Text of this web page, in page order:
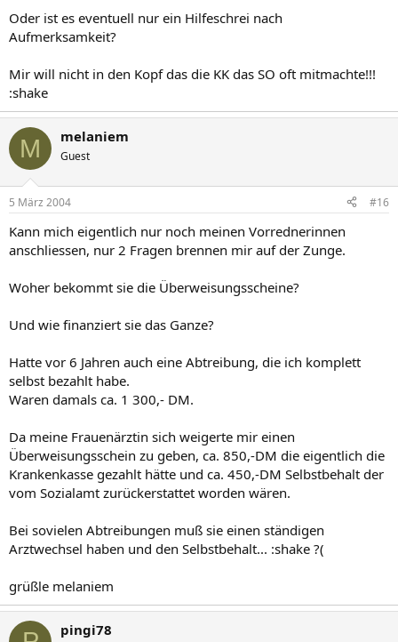
Oder ist es eventuell nur ein Hilfeschrei nach
Aufmerksamkeit?
Mir will nicht in den Kopf das die KK das SO oft mitmachte!!!
:shake
M melaniem
Guest
5 März 2004 #16
Kann mich eigentlich nur noch meinen Vorrednerinnen
anschliessen, nur 2 Fragen brennen mir auf der Zunge.
Woher bekommt sie die Überweisungsscheine?
Und wie finanziert sie das Ganze?
Hatte vor 6 Jahren auch eine Abtreibung, die ich komplett
selbst bezahlt habe.
Waren damals ca. 1 300,- DM.
Da meine Frauenärztin sich weigerte mir einen
Überweisungsschein zu geben, ca. 850,-DM die eigentlich die
Krankenkasse gezahlt hätte und ca. 450,-DM Selbstbehalt der
vom Sozialamt zurückerstattet worden wären.
Bei sovielen Abtreibungen muß sie einen ständigen
Arztwechsel haben und den Selbstbehalt... :shake ?(
grüßle melaniem
pingi78